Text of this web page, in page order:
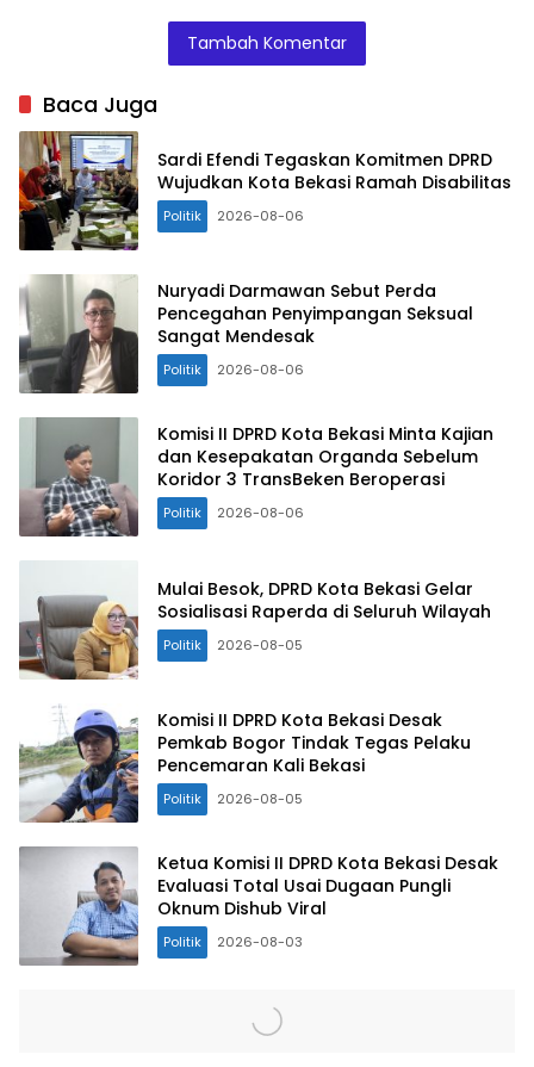
Tambah Komentar
Baca Juga
Sardi Efendi Tegaskan Komitmen DPRD
Wujudkan Kota Bekasi Ramah Disabilitas
Politik 2026-08-06
Nuryadi Darmawan Sebut Perda
Pencegahan Penyimpangan Seksual
Sangat Mendesak
Politik 2026-08-06
Komisi II DPRD Kota Bekasi Minta Kajian
dan Kesepakatan Organda Sebelum
Koridor 3 TransBeken Beroperasi
Politik 2026-08-06
Mulai Besok, DPRD Kota Bekasi Gelar
Sosialisasi Raperda di Seluruh Wilayah
Politik 2026-08-05
Komisi II DPRD Kota Bekasi Desak
Pemkab Bogor Tindak Tegas Pelaku
Pencemaran Kali Bekasi
Politik 2026-08-05
Ketua Komisi II DPRD Kota Bekasi Desak
Evaluasi Total Usai Dugaan Pungli
Oknum Dishub Viral
Politik 2026-08-03